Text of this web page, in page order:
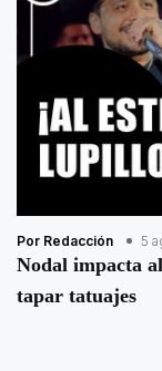
Por Redacción 5
Nodal impacta
tapar tatuajes